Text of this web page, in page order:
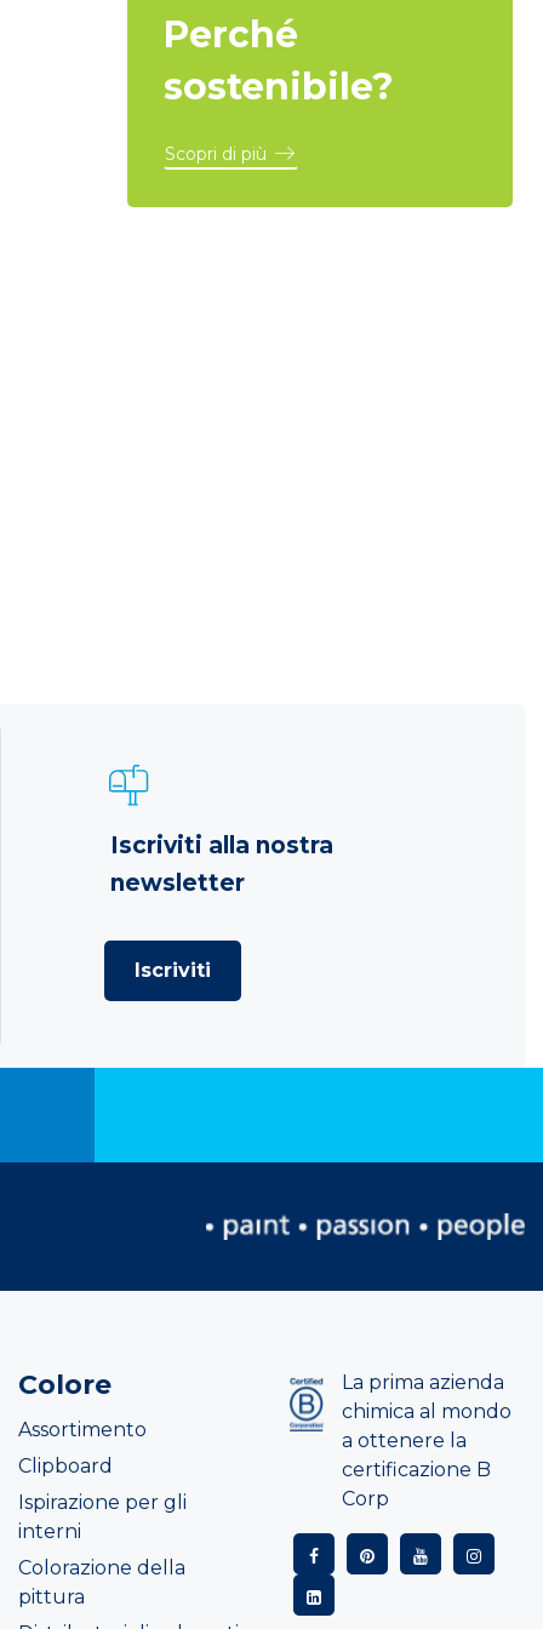
Perché
sostenibile?
Scopri di più
Iscriviti alla nostra
newsletter
Iscriviti
Colore
Assortimento
Clipboard
Ispirazione per gli
interni
Colorazione della
pittura
La prima azienda
chimica al mondo
a ottenere la
certificazione B
Corp